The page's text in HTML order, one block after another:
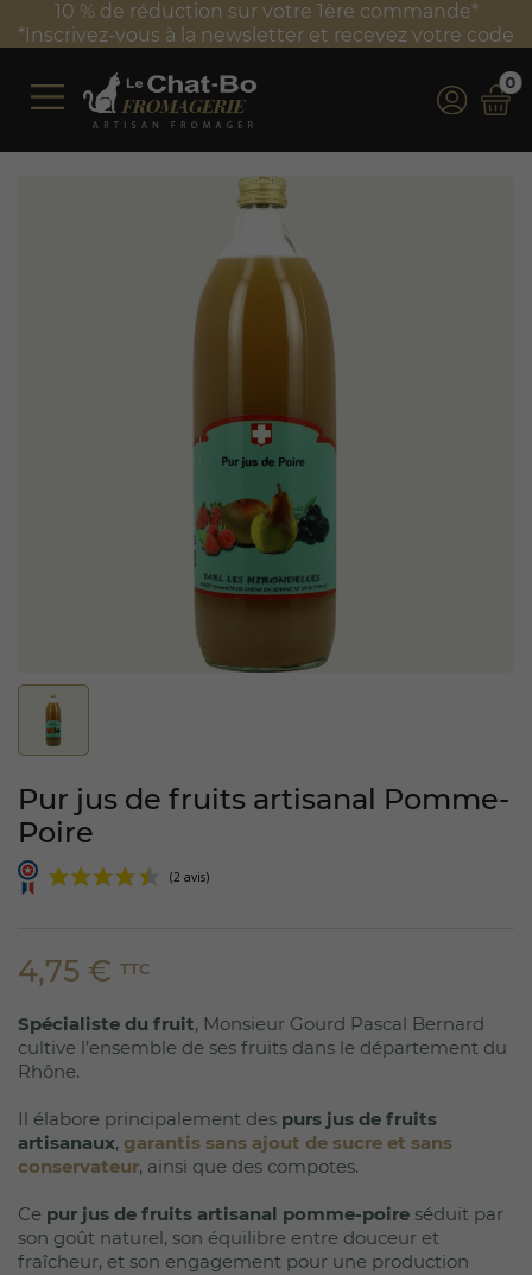
10 % de réduction sur votre 1ère commande*
*Inscrivez-vous à la newsletter et recevez votre code
0
Pur jus de fruits artisanal Pomme-
Poire
(2 avis)
4,75 € TTC
Spécialiste du fruit, Monsieur Gourd Pascal Bernard
cultive l’ensemble de ses fruits dans le département du
Rhône.
Il élabore principalement des purs jus de fruits
artisanaux, garantis sans ajout de sucre et sans
conservateur, ainsi que des compotes.
Ce pur jus de fruits artisanal pomme-poire séduit par
son goût naturel, son équilibre entre douceur et
fraîcheur, et son engagement pour une production